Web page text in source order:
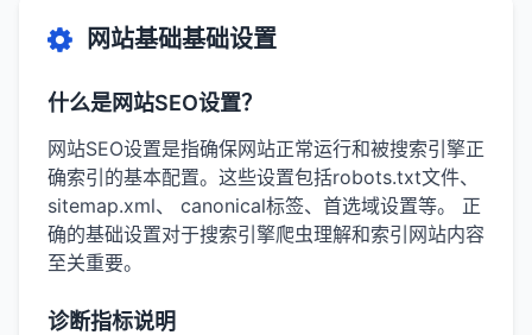
网站基础基础设置
什么是网站SEO设置？
网站SEO设置是指确保网站正常运行和被搜索引擎正
确索引的基本配置。这些设置包括robots.txt文件、
sitemap.xml、 canonical标签、首选域设置等。 正
确的基础设置对于搜索引擎爬虫理解和索引网站内容
至关重要。
诊断指标说明